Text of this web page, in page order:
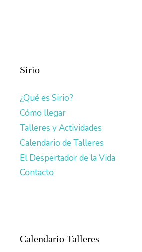
Sirio
¿Qué es Sirio?
Cómo llegar
Talleres y Actividades
Calendario de Talleres
El Despertador de la Vida
Contacto
Calendario Talleres